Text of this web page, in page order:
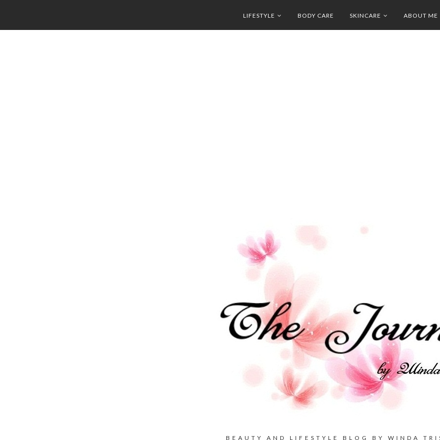
LIFESTYLE BODY CARE SKINCARE ABOUT ME
BEAUTY AND LIFESTYLE BLOG BY WINDA